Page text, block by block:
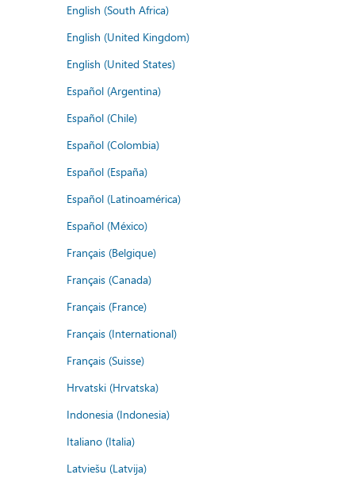
English (South Africa)
English (United Kingdom)
English (United States)
Español (Argentina)
Español (Chile)
Español (Colombia)
Español (España)
Español (Latinoamérica)
Español (México)
Français (Belgique)
Français (Canada)
Français (France)
Français (International)
Français (Suisse)
Hrvatski (Hrvatska)
Indonesia (Indonesia)
Italiano (Italia)
Latviešu (Latvija)